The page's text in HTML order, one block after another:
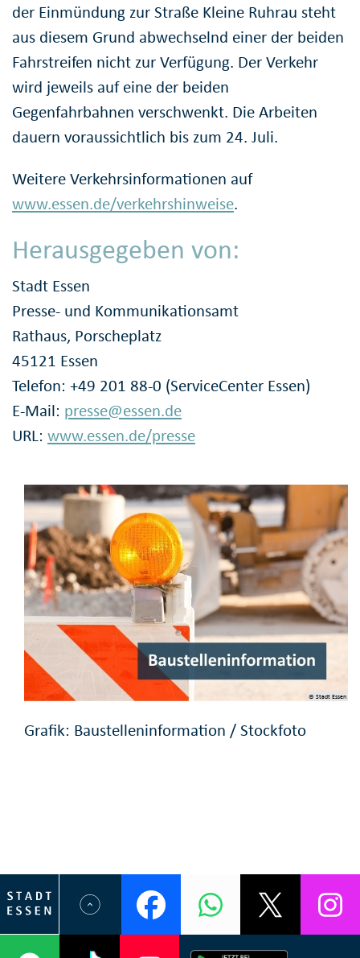
der Einmündung zur Straße Kleine Ruhrau steht
aus diesem Grund abwechselnd einer der beiden
Fahrstreifen nicht zur Verfügung. Der Verkehr
wird jeweils auf eine der beiden
Gegenfahrbahnen verschwenkt. Die Arbeiten
dauern voraussichtlich bis zum 24. Juli.
Weitere Verkehrsinformationen auf
www.essen.de/verkehrshinweise.
Herausgegeben von:
Stadt Essen
Presse- und Kommunikationsamt
Rathaus, Porscheplatz
45121 Essen
Telefon: +49 201 88-0 (ServiceCenter Essen)
E-Mail: presse@essen.de
URL: www.essen.de/presse
© Stadt Essen
Grafik: Baustelleninformation / Stockfoto